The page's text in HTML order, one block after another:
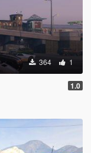
364 1
1.0